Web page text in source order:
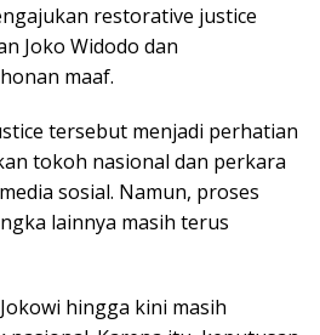
restorative justice
Joko Widodo dan
maaf.
tersebut menjadi perhatian
tokoh nasional dan perkara
sosial. Namun, proses
lainnya masih terus
hingga kini masih